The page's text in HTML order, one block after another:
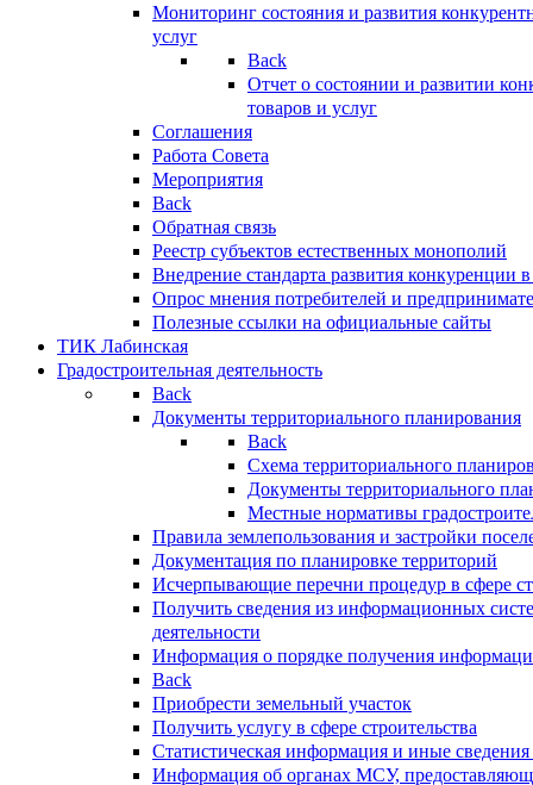
Мониторинг состояния и развития
услуг
Back
Отчет о состоянии и развитии
товаров и услуг
Соглашения
Работа Совета
Мероприятия
Back
Обратная связь
Реестр субъектов естественных монополий
Внедрение стандарта развития конкуренции
Опрос мнения потребителей и
Полезные ссылки на официальные сайты
ТИК Лабинская
Градостроительная деятельность
Back
Документы территориального планирования
Back
Схема территориального
Документы территориального
Местные нормативы
Правила землепользования и застройки
Документация по планировке территорий
Исчерпывающие перечни процедур в сфере
Получить сведения из информационных
деятельности
Информация о порядке получения
Back
Приобрести земельный участок
Получить услугу в сфере строительства
Статистическая информация и иные сведения
Информация об органах МСУ,